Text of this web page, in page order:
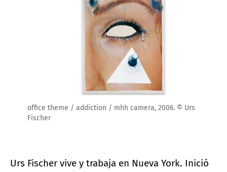
office theme / addiction / mhh camera, 2006. © Urs
Fischer
Urs Fischer vive y trabaja en Nueva York. Inició